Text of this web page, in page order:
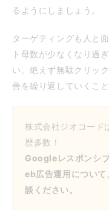
るようにしましょう。
ターゲティングも人と
ト母数が少なくなり過
い、絶えず無駄クリッ
善を繰り返していくこと
株式会社ジオコード
歴多数！
Googleレスポンシ
eb広告運用について
談ください。